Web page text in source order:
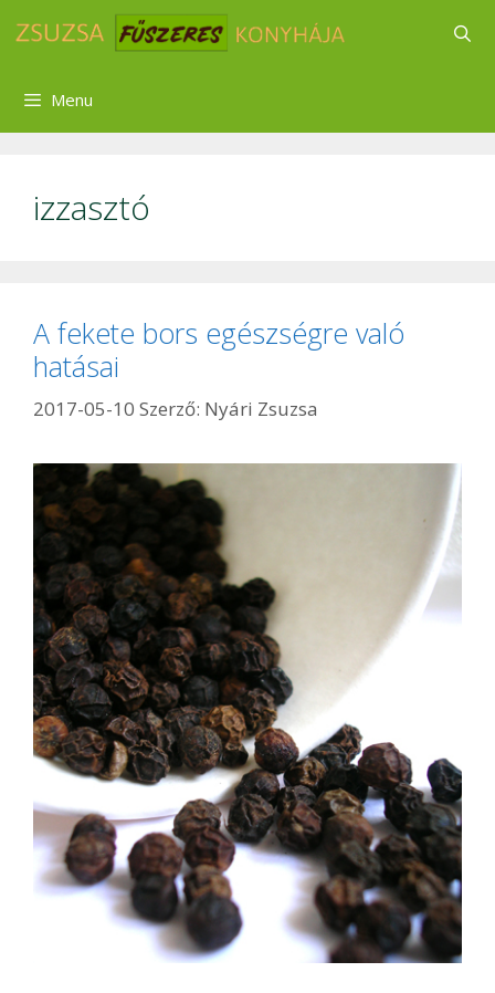
Menu
izzasztó
A fekete bors egészségre való
hatásai
2017-05-10 Szerző: Nyári Zsuzsa